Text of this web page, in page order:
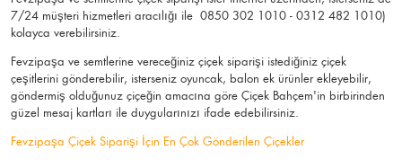
7/24 müşteri hizmetleri aracılığı ile 0850 302 1010 - 0312 482 1010)
kolayca verebilirsiniz.
Fevzipaşa ve semtlerine vereceğiniz çiçek siparişi istediğiniz çiçek
çeşitlerini gönderebilir, isterseniz oyuncak, balon ek ürünler ekleyebilir,
göndermiş olduğunuz çiçeğin amacına göre Çiçek Bahçem'in birbirinden
güzel mesaj kartları ile duygularınızı ifade edebilirsiniz.
Fevzipaşa Çiçek Siparişi İçin En Çok Gönderilen Çiçekler